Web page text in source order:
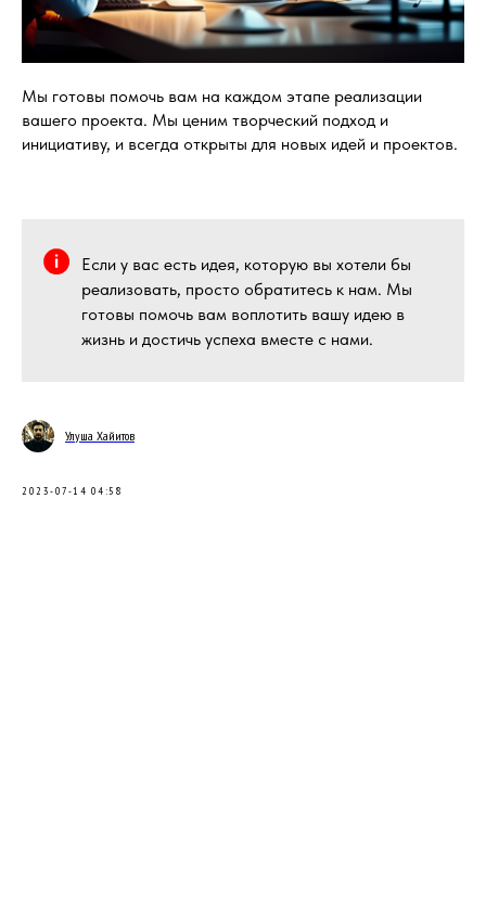
Мы готовы помочь вам на каждом этапе реализации
вашего проекта. Мы ценим творческий подход и
инициативу, и всегда открыты для новых идей и проектов.
Если у вас есть идея, которую вы хотели бы
реализовать, просто обратитесь к нам. Мы
готовы помочь вам воплотить вашу идею в
жизнь и достичь успеха вместе с нами.
Улуша Хайитов
2023-07-14 04:58